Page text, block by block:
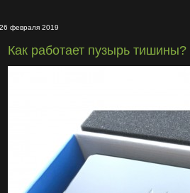
26 февраля 2019
Как работает пузырь тишины?